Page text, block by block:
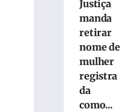
Justiça
manda
retirar
nome de
mulher
registra
da
como...